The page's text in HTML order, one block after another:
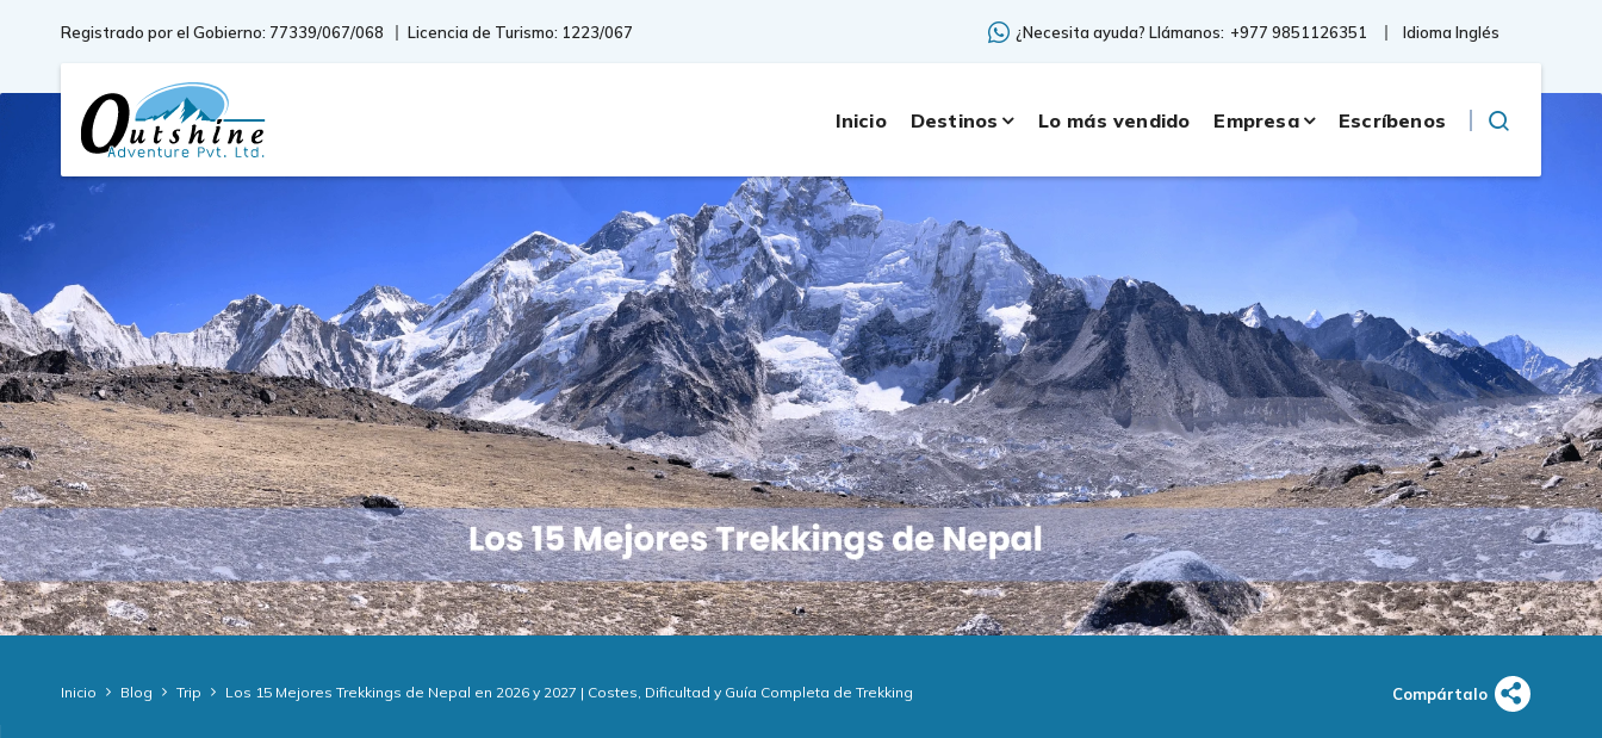
Registrado por el Gobierno: 77339/067/068 Licencia de Turismo: 1223/067 ¿Necesita ayuda? Llámanos: +977 9851126351 Idioma Inglés
Inicio Destinos Lo más vendido Empresa Escríbenos
Inicio Blog Trip Los 15 Mejores Trekkings de Nepal en 2026 y 2027 | Costes, Dificultad y Guía Completa de Trekking Compártalo